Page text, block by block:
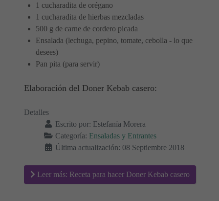
1 cucharadita de orégano
1 cucharadita de hierbas mezcladas
500 g de carne de cordero picada
Ensalada (lechuga, pepino, tomate, cebolla - lo que
desees)
Pan pita (para servir)
Elaboración del Doner Kebab casero:
Detalles
Escrito por: Estefanía Morera
Categoría: Ensaladas y Entrantes
Última actualización: 08 Septiembre 2018
Leer más: Receta para hacer Doner Kebab casero